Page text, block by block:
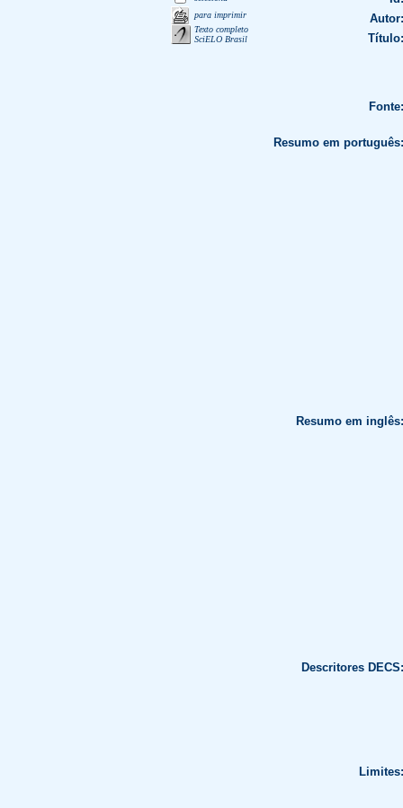
para imprimir
Texto completo
SciELO Brasil
Autor:
Título:
Fonte:
Resumo em português:
Resumo em inglês:
Descritores DECS:
Limites: